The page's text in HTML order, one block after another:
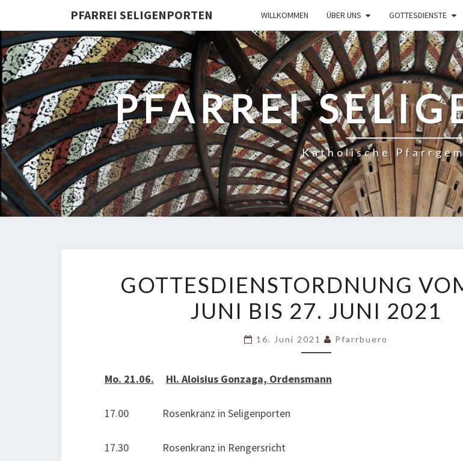
PFARREI SELIGENPORTEN WILLKOMMEN ÜBER UNS GOTTESDIENSTE
PFARREI
Katholische
VOM
JUNI
BIS
JUNI
GOTTESDIENSTORDNUNG
JUNI BIS 27. JUNI 2021
16. Juni 2021 Pfarrbuero
Mo. 21.06. Hl. Aloisius Gonzaga, Ordensmann
17.00 Rosenkranz in Seligenporten
17.30 Rosenkranz in Rengersricht